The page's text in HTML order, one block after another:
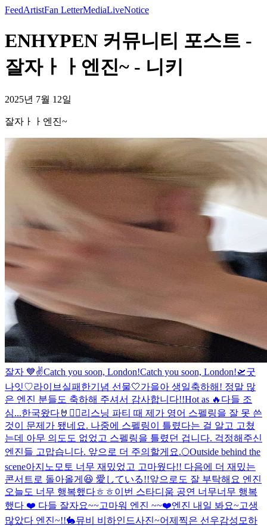
FeedArtistFan LetterMediaLiveNotice
ENHYPEN 커뮤니티 포스트 -
잘자ㅏㅏ엔진~ - 니키
2025년 7월 12일
잘자ㅏㅏ엔진~
잘자 💙✌️Catch you soon, London!Catch you soon, London!🛫굿
나잇♡라이브실패한기념 선물🤍가을아 생일축하해! 정말 많
은 엔진 분들도 축하해 주셔서 감사합니다!!Hot as 🔥 다들 조
심...한국왔다🤘❤️‍🔥리스닝 파티 때 제가 영어 스펠링을 잘 못 쓴
것이 문제가 됐네요. 나중에 스펠링이 틀렸다는 걸 알고 고쳤
는데 아무 의도도 없었고 스펠링을 틀렸던 겁니다. 걱정해주신
엔진들 고맙습니다. 앞으로 더 주의할게요.🌕Outside behind the
scene아지노모토 너무 재밌었고 고마웠다!! 다음에 더 재밌는
콘서트로 돌아올게😆 愛している!!앞으로도 잘 부탁해요 엔진
오늘도 너무 행복했다ㅎㅎ이번 스타디움 공연 너무너무 행복
했다 ❤️ 다들 잘자요~~고마워 엔진 ~~❤️엔진 내일 봐요~고생
많았다 엔진~!!🐇뮤비 비하인드사진~어제찍은 선우감성 모하